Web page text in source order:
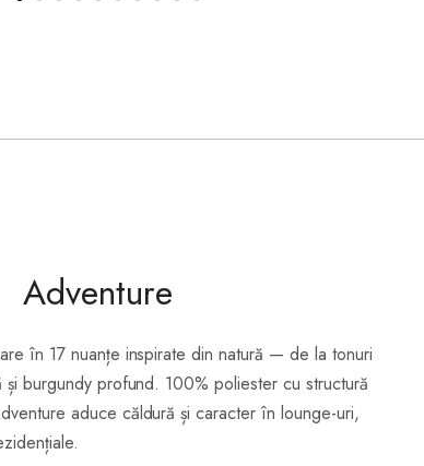
Adventure
în 17 nuanțe inspirate din natură — de la tonuri
și burgundy profund. 100% poliester cu structură
aduce căldură și caracter în lounge-uri,